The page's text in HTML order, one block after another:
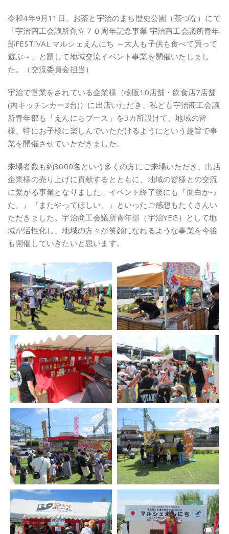
令和4年9月11日、お茶と宇治のまち歴史公園（茶づな）にて
「宇治商工会議所創立７０周年記念事業 宇治商工会議所青年
部FESTIVAL マルシェえんにち ～大人も子供も食べて買って
遊ぶ～」と題して地域交流イベント事業を開催いたしまし
た。（交流委員会担当）
宇治で営業をされている企業様（物販10店舗・飲食店7店舗
(内キッチンカー3台)）に出店いただき、私ども宇治商工会議
所青年部も「えんにちブース」を3カ所設けて、地域の皆
様、特にお子様に楽しんでいただけるようにという趣旨で事
業を開催させていただきました。
来場者数も約3000名という多くの方にご来場いただき、出店
企業様の売り上げに貢献するとともに、地域の皆様との交流
に繋がる事業となりました。イベント終了後にも『面白かっ
た。』『またやってほしい。』といったご感想もたくさんい
ただきました。宇治商工会議所青年部（宇治YEG）として地
域が活性化し、地域の方々が笑顔になれるような事業を今後
も開催していきたいと思います。